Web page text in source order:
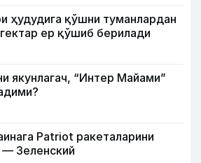
ҳудудига қўшни туманлардан
ер қўшиб берилади
якунлагач, “Интер Майами”
Patriot ракеталарини
— Зеленский